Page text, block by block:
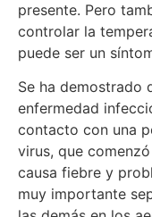
presente. Pero
controlar la
puede ser un
Se ha demostrado
enfermedad
contacto con una
virus, que
causa fiebre y
muy importante